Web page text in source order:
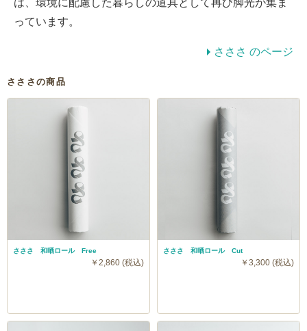
は、環境に配慮した暮らしの道具として再び脚光が集ま
っています。
さささ のページ
さささの商品
さささ 和晒ロール Free
￥2,860 (税込)
さささ 和晒ロール Cut
￥3,300 (税込)